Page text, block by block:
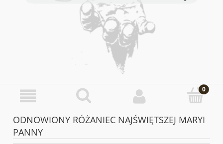
ODNOWIONY RÓŻANIEC NAJŚWIĘTSZEJ MARYI
PANNY